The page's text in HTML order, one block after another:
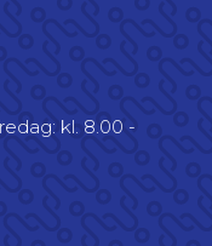
kl. 8.00 -